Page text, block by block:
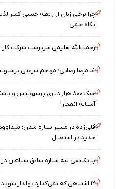
نگاه علمی
رحمت‌الله سلیمی سرپرست شرکت گاز
غلامرضا رضایی؛ مهاجم سرعتی
جنگ ۸۰۰ هزار دلاری پرسپولیس
آستانه انفجار!
قلی‌زاده در مسیر ستاره شدن؛
جدید در استقلال
بلاتکلیفی سه ستاره سابق سپاهان در
۱۲ اشتباهی که نمی‌گذارد پولدار